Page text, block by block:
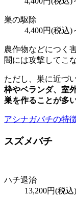
巣の駆除
4,400円(税込)
農作物などにつく
闇には攻撃してこ
ただし、巣に近づ
枠やベランダ、室
巣を作ることが多
アシナガバチの特
スズメバチ
ハチ退治
13,200円(税込